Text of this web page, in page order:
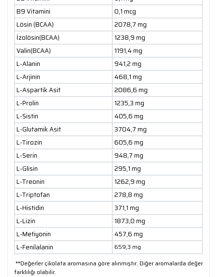
B9 Vitamini
0,1 mcg
Lösin (BCAA)
2078,7 mg
İzolösin(BCAA)
1238,9 mg
Valin(BCAA)
1191,4 mg
L-Alanin
941,2 mg
L-Arjinin
468,1 mg
L-Aspartik Asit
2086,6 mg
L-Prolin
1235,3 mg
L-Sistin
405,6 mg
L-Glutamik Asit
3704,7 mg
L-Tirozin
605,6 mg
L-Serin
948,7 mg
L-Glisin
295,1 mg
L-Treonin
1262,9 mg
L-Triptofan
278,8 mg
L-Histidin
371,1 mg
L-Lizin
1873,0 mg
L-Metiyonin
457,6 mg
L-Fenilalanin
659,3 mg
**Değerler çikolata aromasına göre alınmıştır. Diğer aromalarda değer
farklılığı olabilir.